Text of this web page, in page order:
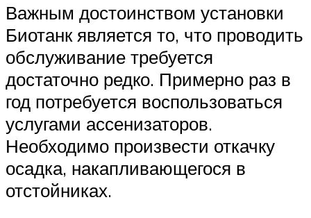
Важным достоинством установки
Биотанк является то, что проводить
обслуживание требуется
достаточно редко. Примерно раз в
год потребуется воспользоваться
услугами ассенизаторов.
Необходимо произвести откачку
осадка, накапливающегося в
отстойниках.